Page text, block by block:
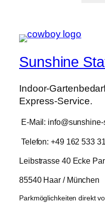
Sunshine
Indoor-
Express-Service.
E-Mail:
Telefon: +49 162 533
Leibstrasse 40 Ecke
85540 Haar / München
Parkmöglichkeiten direkt